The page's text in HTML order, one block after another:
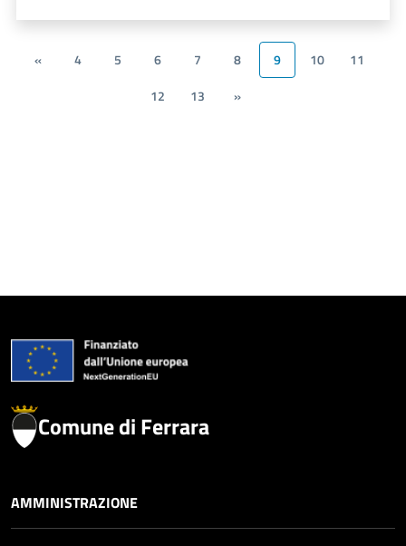
« 4 5 6 7 8 9 10
11
12
13 »
Comune di Ferrara
AMMINISTRAZIONE